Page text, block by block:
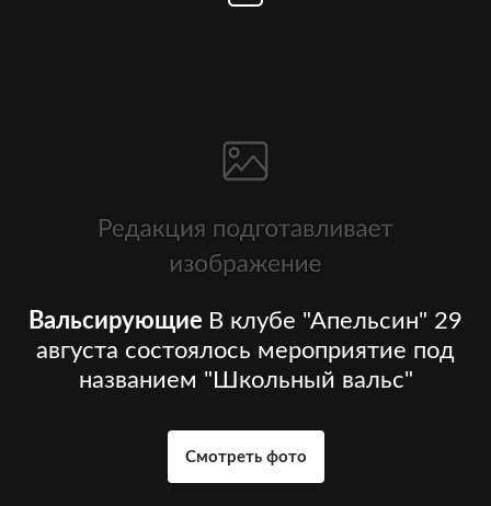
Вальсирующие В клубе "Апельсин" 29
августа состоялось мероприятие под
названием "Школьный вальс"
Смотреть фото